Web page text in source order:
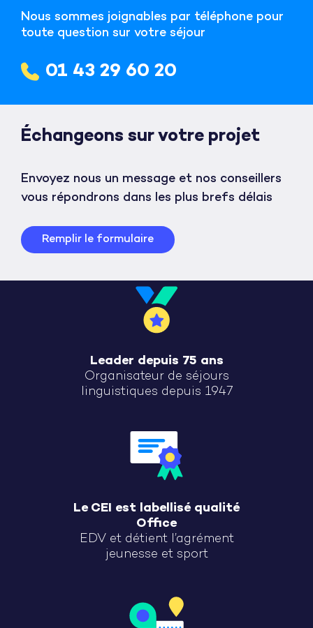
Nous sommes joignables par téléphone pour
toute question sur votre séjour
01 43 29 60 20
Échangeons sur votre projet
Envoyez nous un message et nos conseillers
vous répondrons dans les plus brefs délais
Remplir le formulaire
Leader depuis 75 ans
Organisateur de séjours
linguistiques depuis 1947
Le CEI est labellisé qualité
Office
EDV et détient l’agrément
jeunesse et sport